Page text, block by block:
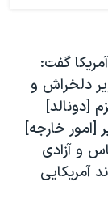
گفت:
دلخراش و
[دونالد]
[امور خارجه]
و آزادی
آمریکایی